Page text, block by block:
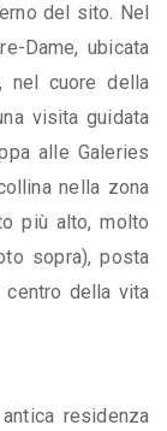
del sito. Nel
Dame, ubicata
nel cuore della
visita guidata
alle Galeries
nella zona
più alto, molto
sopra), posta
della vita
residenza